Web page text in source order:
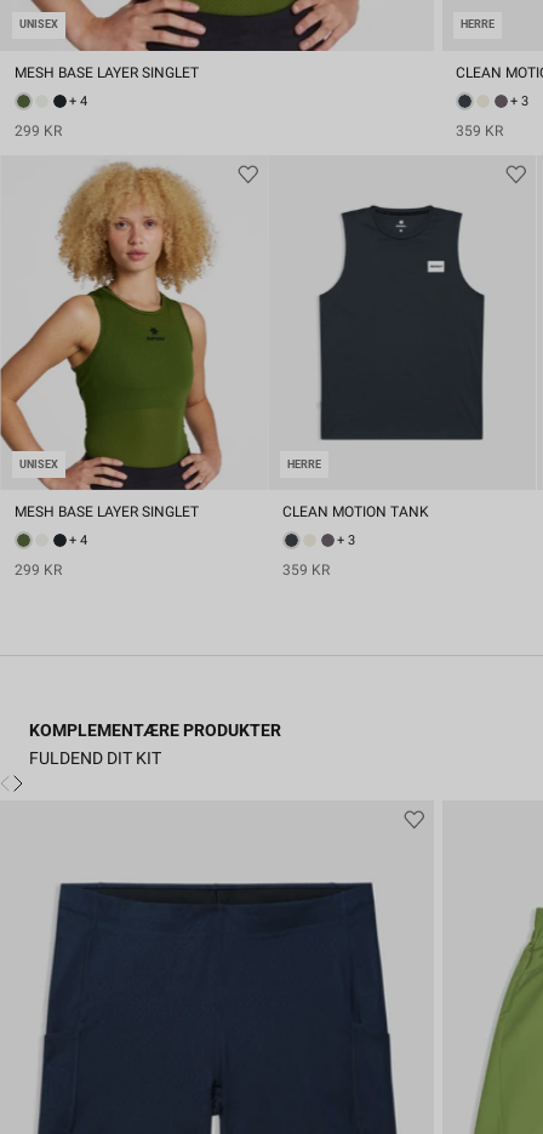
UNISEX
MESH BASE LAYER SINGLET
+ 4
299 KR
HERRE
CLEAN
+ 3
359 KR
UNISEX
MESH BASE LAYER SINGLET
+ 4
299 KR
HERRE
CLEAN MOTION TANK
+ 3
359 KR
KOMPLEMENTÆRE PRODUKTER
FULDEND DIT KIT